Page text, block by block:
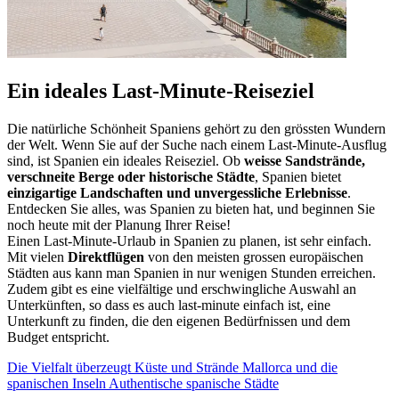
Ein ideales Last-Minute-Reiseziel
Die natürliche Schönheit Spaniens gehört zu den grössten Wundern
der Welt. Wenn Sie auf der Suche nach einem Last-Minute-Ausflug
sind, ist Spanien ein ideales Reiseziel. Ob weisse Sandstrände,
verschneite Berge oder historische Städte, Spanien bietet
einzigartige Landschaften und unvergessliche Erlebnisse.
Entdecken Sie alles, was Spanien zu bieten hat, und beginnen Sie
noch heute mit der Planung Ihrer Reise!
Einen Last-Minute-Urlaub in Spanien zu planen, ist sehr einfach.
Mit vielen Direktflügen von den meisten grossen europäischen
Städten aus kann man Spanien in nur wenigen Stunden erreichen.
Zudem gibt es eine vielfältige und erschwingliche Auswahl an
Unterkünften, so dass es auch last-minute einfach ist, eine
Unterkunft zu finden, die den eigenen Bedürfnissen und dem
Budget entspricht.
Die Vielfalt überzeugt Küste und Strände Mallorca und die
spanischen Inseln Authentische spanische Städte